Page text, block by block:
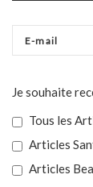
Je souhaite
Tous les
Articles
Articles